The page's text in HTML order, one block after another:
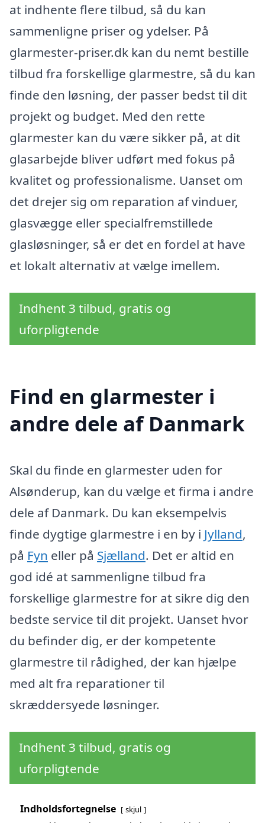
at indhente flere tilbud, så du kan
sammenligne priser og ydelser. På
glarmester-priser.dk kan du nemt bestille
tilbud fra forskellige glarmestre, så du kan
finde den løsning, der passer bedst til dit
projekt og budget. Med den rette
glarmester kan du være sikker på, at dit
glasarbejde bliver udført med fokus på
kvalitet og professionalisme. Uanset om
det drejer sig om reparation af vinduer,
glasvægge eller specialfremstillede
glasløsninger, så er det en fordel at have
et lokalt alternativ at vælge imellem.
Indhent 3 tilbud, gratis og
uforpligtende
Find en glarmester i
andre dele af Danmark
Skal du finde en glarmester uden for
Alsønderup, kan du vælge et firma i andre
dele af Danmark. Du kan eksempelvis
finde dygtige glarmestre i en by i Jylland,
på Fyn eller på Sjælland. Det er altid en
god idé at sammenligne tilbud fra
forskellige glarmestre for at sikre dig den
bedste service til dit projekt. Uanset hvor
du befinder dig, er der kompetente
glarmestre til rådighed, der kan hjælpe
med alt fra reparationer til
skræddersyede løsninger.
Indhent 3 tilbud, gratis og
uforpligtende
Indholdsfortegnelse skjul